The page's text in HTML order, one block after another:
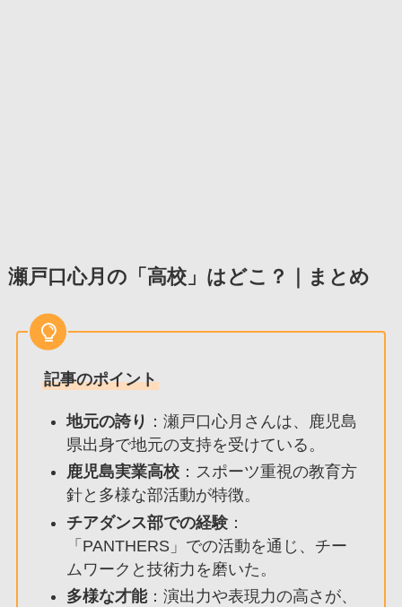
瀬戸口心月の「高校」はどこ？｜まとめ
記事のポイント
地元の誇り ：瀬戸口心月さんは、鹿児島
県出身で地元の支持を受けている。
鹿児島実業高校：スポーツ重視の教育方
針と多様な部活動が特徴。
チアダンス部での経験：
「PANTHERS」での活動を通じ、チー
ムワークと技術力を磨いた。
多様な才能：演出力や表現力の高さが、